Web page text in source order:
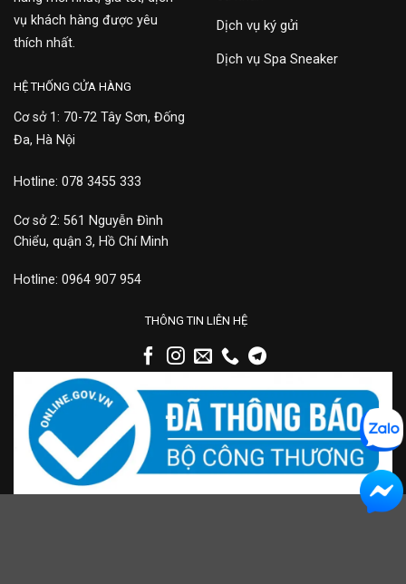
vụ khách hàng được yêu
thích nhất.
Dịch vụ ký gửi
Dịch vụ Spa Sneaker
HỆ THỐNG CỬA HÀNG
Cơ sở 1: 70-72 Tây Sơn, Đống
Đa, Hà Nội
Hotline: 078 3455 333
Cơ sở 2: 561 Nguyễn Đình
Chiểu, quận 3, Hồ Chí Minh
Hotline: 0964 907 954
THÔNG TIN LIÊN HỆ